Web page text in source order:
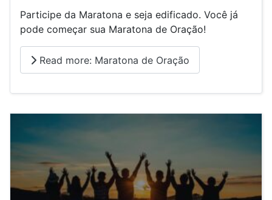
Participe da Maratona e seja edificado. Você já
pode começar sua Maratona de Oração!
Read more: Maratona de Oração